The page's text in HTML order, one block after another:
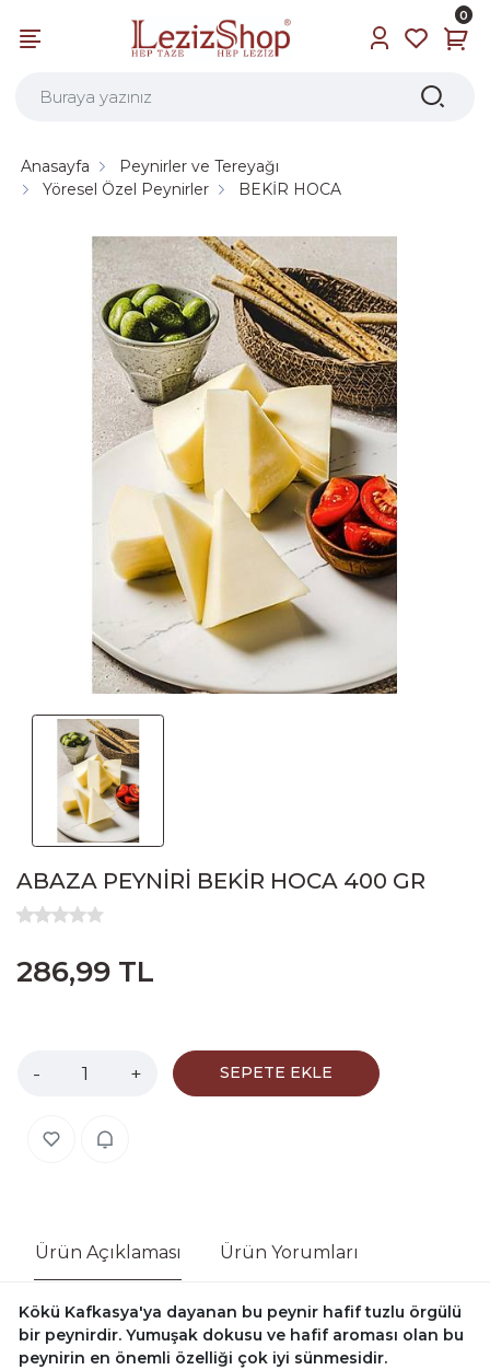
0
Anasayfa
Peynirler ve Tereyağı
Yöresel Özel Peynirler
BEKİR HOCA
ABAZA PEYNİRİ BEKİR HOCA 400 GR
286,99 TL
- + SEPETE EKLE
Ürün Açıklaması Ürün Yorumları
Kökü Kafkasya'ya dayanan bu peynir hafif tuzlu örgülü
bir peynirdir. Yumuşak dokusu ve hafif aroması olan bu
peynirin en önemli özelliği çok iyi sünmesidir.